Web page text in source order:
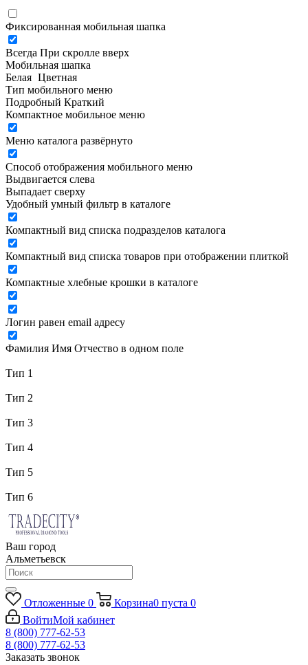
Фиксированная мобильная шапка
Всегда При скролле вверх
Мобильная шапка
Белая Цветная
Тип мобильного меню
Подробный Краткий
Компактное мобильное меню
Меню каталога развёрнуто
Способ отображения мобильного меню
Выдвигается слева
Выпадает сверху
Удобный умный фильтр в каталоге
Компактный вид списка подразделов каталога
Компактный вид списка товаров при отображении плиткой
Компактные хлебные крошки в каталоге
Логин равен email адресу
Фамилия Имя Отчество в одном поле
Тип 1
Тип 2
Тип 3
Тип 4
Тип 5
Тип 6
Ваш город
Альметьевск
Отложенные 0 Корзина0 пуста 0
ВойтиМой кабинет
8 (800) 777-62-53
8 (800) 777-62-53
Заказать звонок